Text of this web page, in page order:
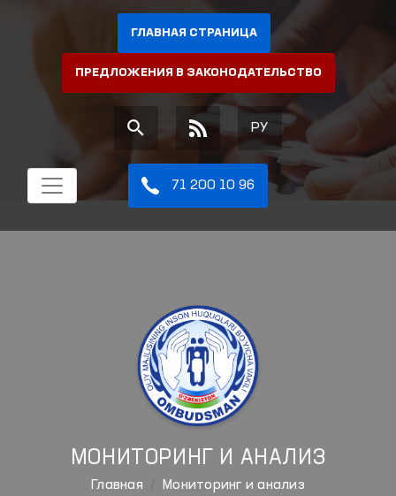
ГЛАВНАЯ СТРАНИЦА
ПРЕДЛОЖЕНИЯ В ЗАКОНОДАТЕЛЬСТВО
РУ
71 200 10 96
МОНИТОРИНГ И АНАЛИЗ
Главная Мониторинг и анализ